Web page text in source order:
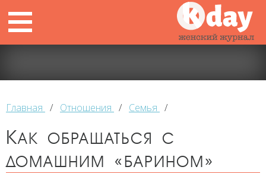
Главная / Отношения / Семья /
Как обращаться с
домашним «барином»